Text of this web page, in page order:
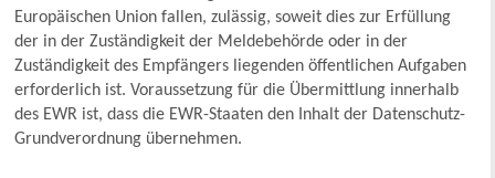
Europäischen Union fallen, zulässig, soweit dies zur Erfüllung
der in der Zuständigkeit der Meldebehörde oder in der
Zuständigkeit des Empfängers liegenden öffentlichen Aufgaben
erforderlich ist. Voraussetzung für die Übermittlung innerhalb
des EWR ist, dass die EWR-Staaten den Inhalt der Datenschutz-
Grundverordnung übernehmen.